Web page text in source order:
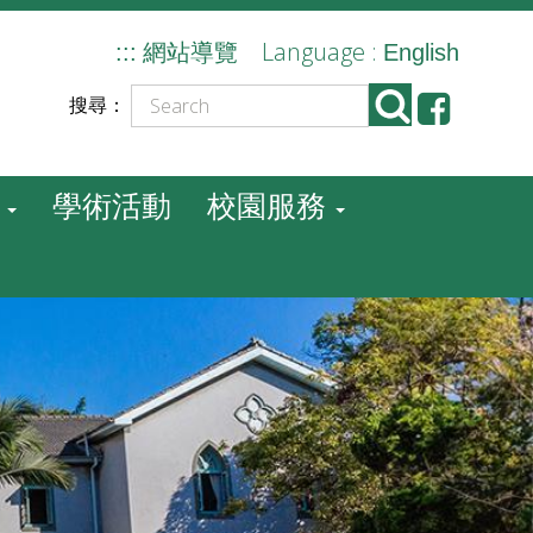
::: 網站導覽 Language : English
搜尋：
學術活動
校園服務